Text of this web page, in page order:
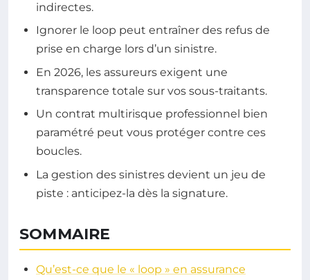
indirectes.
Ignorer le loop peut entraîner des refus de
prise en charge lors d’un sinistre.
En 2026, les assureurs exigent une
transparence totale sur vos sous-traitants.
Un contrat multirisque professionnel bien
paramétré peut vous protéger contre ces
boucles.
La gestion des sinistres devient un jeu de
piste : anticipez-la dès la signature.
SOMMAIRE
Qu’est-ce que le « loop » en assurance